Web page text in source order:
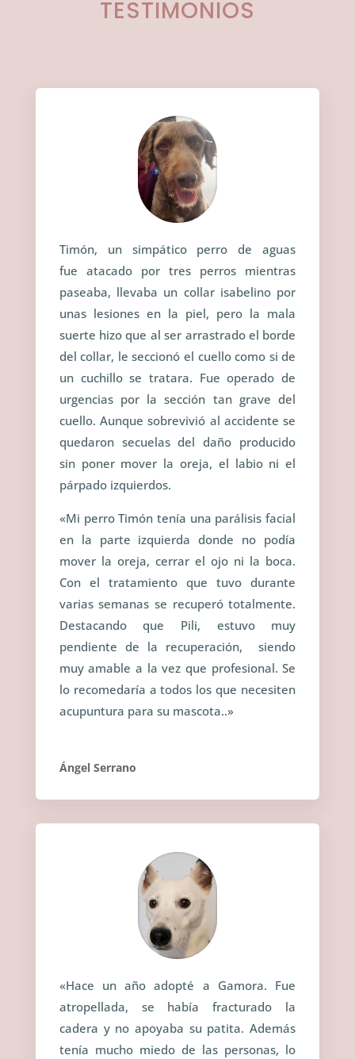
TESTIMONIOS
Timón, un simpático perro de aguas
fue atacado por tres perros mientras
paseaba, llevaba un collar isabelino por
unas lesiones en la piel, pero la mala
suerte hizo que al ser arrastrado el borde
del collar, le seccionó el cuello como si de
un cuchillo se tratara. Fue operado de
urgencias por la sección tan grave del
cuello. Aunque sobrevivió al accidente se
quedaron secuelas del daño producido
sin poner mover la oreja, el labio ni el
párpado izquierdos.
«Mi perro Timón tenía una parálisis facial
en la parte izquierda donde no podía
mover la oreja, cerrar el ojo ni la boca.
Con el tratamiento que tuvo durante
varias semanas se recuperó totalmente.
Destacando que Pili, estuvo muy
pendiente de la recuperación, siendo
muy amable a la vez que profesional. Se
lo recomedaría a todos los que necesiten
acupuntura para su mascota..»
Ángel Serrano
«Hace un año adopté a Gamora. Fue
atropellada, se había fracturado la
cadera y no apoyaba su patita. Además
tenía mucho miedo de las personas, lo